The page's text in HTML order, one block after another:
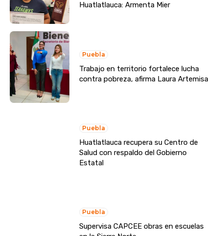
Huatlatlauca: Armenta Mier
Puebla
Trabajo en territorio fortalece lucha
contra pobreza, afirma Laura Artemisa
Puebla
Huatlatlauca recupera su Centro de
Salud con respaldo del Gobierno
Estatal
Puebla
Supervisa CAPCEE obras en escuelas